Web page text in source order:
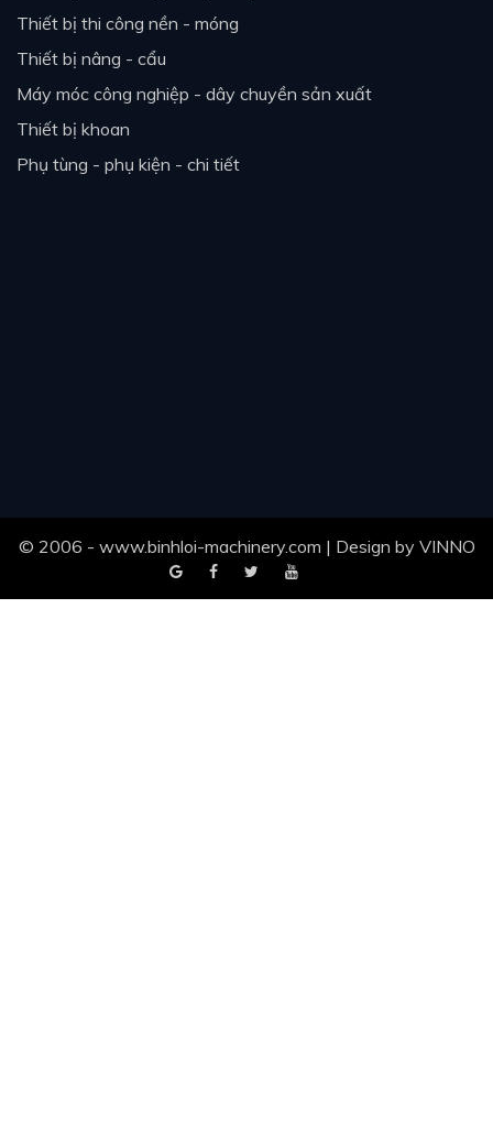
thiết bị thi công nền - móng
thiết bị nâng - cẩu
máy móc công nghiệp - dây chuyền sản xuất
thiết bị khoan
phụ tùng - phụ kiện - chi tiết
© 2006 - www.binhloi-machinery.com | Design by VINNO